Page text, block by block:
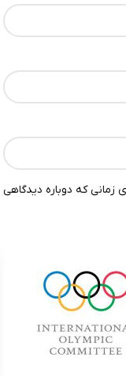
زمانی که دوباره دیدگاهی